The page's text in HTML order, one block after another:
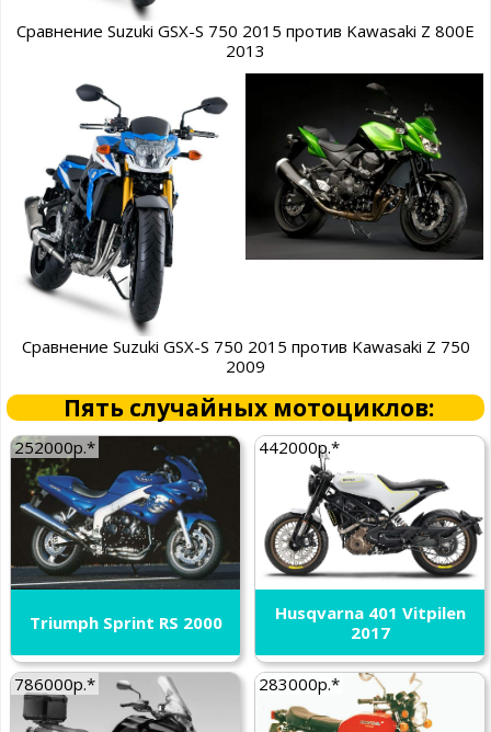
Сравнение Suzuki GSX-S 750 2015 против Kawasaki Z 800E
2013
Сравнение Suzuki GSX-S 750 2015 против Kawasaki Z 750
2009
Пять случайных мотоциклов:
252000р.*
Triumph Sprint RS 2000
442000р.*
Husqvarna 401 Vitpilen
2017
786000р.* 283000р.*